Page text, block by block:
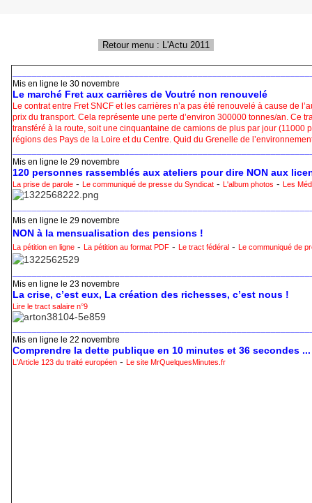
Mis en ligne le 30 novembre
Le marché Fret aux carrières de Voutré non renouvelé
Le contrat entre Fret SNCF et les carrières n’a pas été renouvelé à cause de
prix du transport. Cela représente une perte d’environ 300000 tonnes/an. Ce
transféré à la route, soit une cinquantaine de camions de plus par jour (11000
régions des Pays de la Loire et du Centre. Quid du Grenelle de
Mis en ligne le 29 novembre
120 personnes rassemblés aux ateliers pour dire NON aux
La prise de parole - Le communiqué de presse du Syndicat - L'album photos - Les
Mis en ligne le 29 novembre
NON à la mensualisation des pensions !
La pétition en ligne - La pétition au format PDF - Le tract fédéral - Le communiqué de
Mis en ligne le 23 novembre
La crise, c’est eux, La création des richesses, c’est nous !
Lire le tract salaire n°9
Mis en ligne le 22 novembre
Comprendre la dette publique en 10 minutes et 36 secondes ...
L'Article 123 du traité européen - Le site MrQuelquesMinutes.fr